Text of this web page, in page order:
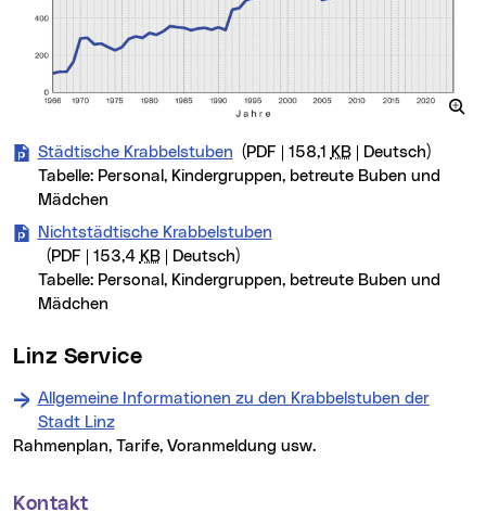
Städtische Krabbelstuben (PDF | 158,1 KB| Deutsch)
Tabelle: Personal, Kindergruppen, betreute Buben und
Mädchen
Nichtstädtische Krabbelstuben
(PDF | 153,4 KB| Deutsch)
Tabelle: Personal, Kindergruppen, betreute Buben und
Mädchen
Linz Service
Allgemeine Informationen zu den Krabbelstuben der
Stadt Linz(neues Fenster)
Rahmenplan, Tarife, Voranmeldung usw.
Weitere Informationen
Kontakt